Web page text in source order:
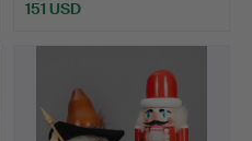
151 USD